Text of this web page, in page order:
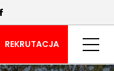
REKRUTACJA